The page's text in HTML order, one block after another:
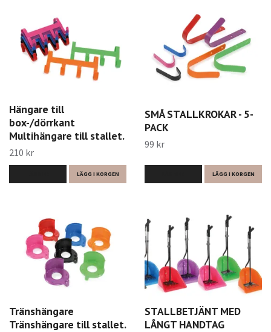
Hängare till
box-/dörrkant
Multihängare till stallet.
210 kr
LÄGG I KORGEN
SMÅ STALLKROKAR - 5-
PACK
99 kr
LÄGG I KORGEN
Tränshängare
Tränshängare till stallet.
STALLBETJÄNT MED
LÅNGT HANDTAG